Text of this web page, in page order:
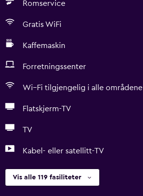
Romservice
Gratis WiFi
Kaffemaskin
Forretningssenter
Wi–Fi tilgjengelig i alle områdene
Flatskjerm-TV
TV
Kabel- eller satellitt-TV
Vis alle 119 fasiliteter